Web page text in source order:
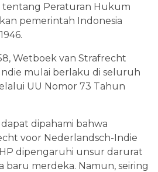
tentang Peraturan Hukum
pemerintah Indonesia
Wetboek van Strafrecht
mulai berlaku di seluruh
UU Nomor 73 Tahun
dapat dipahami bahwa
voor Nederlandsch-Indie
dipengaruhi unsur darurat
baru merdeka. Namun, seiring